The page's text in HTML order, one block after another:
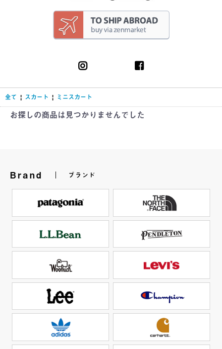
全て | スカート | ミニスカート
お探しの商品は見つかりませんでした
Brand ブランド